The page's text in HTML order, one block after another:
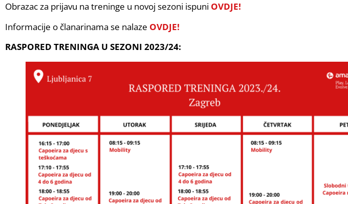
Obrazac za prijavu na treninge u novoj sezoni ispuni OVDJE!
Informacije o članarinama se nalaze OVDJE!
RASPORED TRENINGA U SEZONI 2023/24: